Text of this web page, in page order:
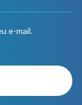
e-mail.